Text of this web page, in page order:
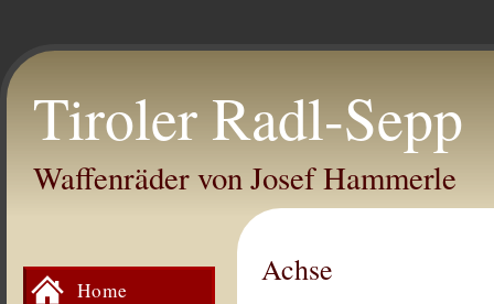
Tiroler Radl-Sepp
Waffenräder von Josef Hammerle
Home
Achse